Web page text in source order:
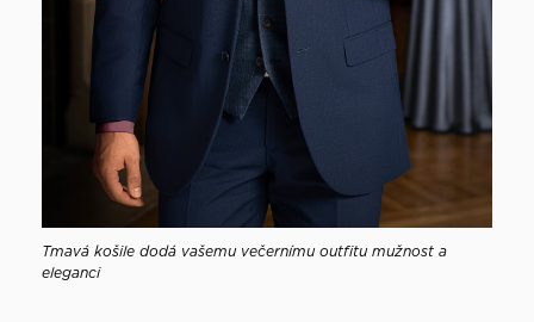
Tmavá košile dodá vašemu večernímu outfitu mužnost a
eleganci